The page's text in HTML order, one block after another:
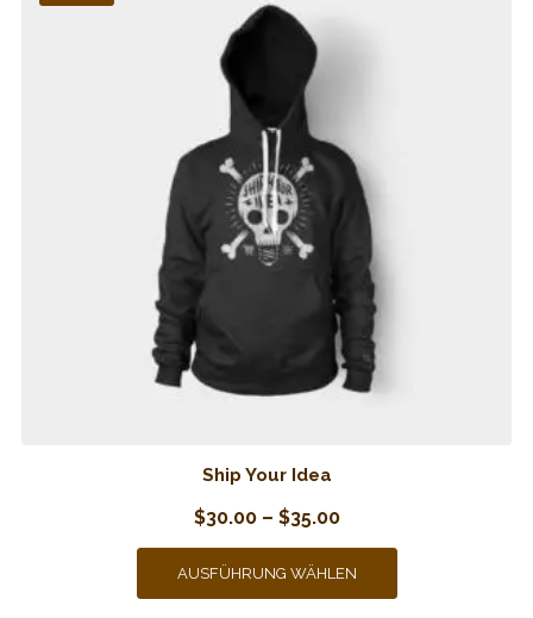
Ship Your Idea
$30.00 – $35.00Preisspanne:
$30.00
AUSFÜHRUNG WÄHLEN